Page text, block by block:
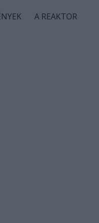
A REAKTOR